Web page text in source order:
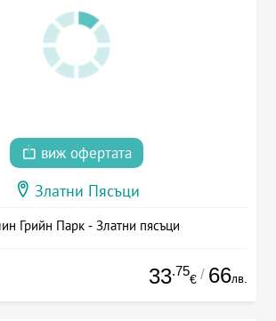
виж офертата
Златни Пясъци
Грийн Парк - Златни пясъци
33.75
€ / 66лв.